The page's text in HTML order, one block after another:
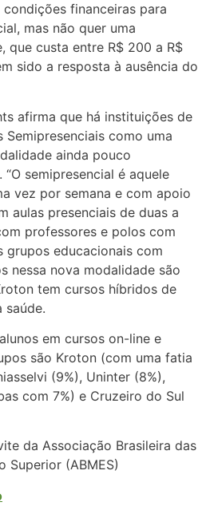
financeiras para
mas não quer uma
que custa entre R$ 200 a R$
sido a resposta à ausência do
afirma que há instituições de
como uma
ainda pouco
semipresencial é aquele
vez por semana e com apoio
aulas presenciais de duas a
professores e polos com
grupos educacionais com
nessa nova modalidade são
tem cursos híbridos de
saúde.
em cursos on-line e
são Kroton (com uma fatia
(9%), Uninter (8%),
com 7%) e Cruzeiro do Sul
da Associação Brasileira das
Superior (ABMES)